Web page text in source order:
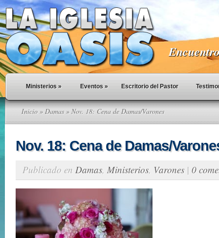
Ministerios » Eventos » Escritorio del Pastor
Inicio » Damas» Nov. 18: Cena de Damas/Varones
Nov. 18: Cena de Damas/
Publicado en Damas, Ministerios, Varones | 0